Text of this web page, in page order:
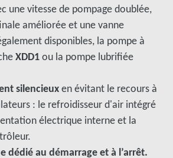
une vitesse de pompage doublée,
améliorée et une vanne
disponibles, la pompe à
XDD1ou la pompe lubrifiée
silencieuxen évitant le recours à
: le refroidisseur d'air intégré
électrique interne et la
dédié au démarrage et à l’arrêt.